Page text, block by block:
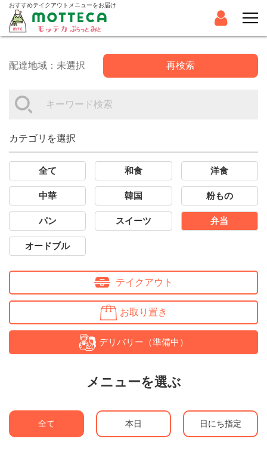
おすすめテイクアウトメニューをお届け
配達地域：未選択 再検索
カテゴリを選択
全て 和食 洋食
中華 韓国 粉もの
パン スイーツ 弁当
オードブル
テイクアウト
お取り置き
デリバリー（準備中）
メニューを選ぶ
全て 本日 日にち指定